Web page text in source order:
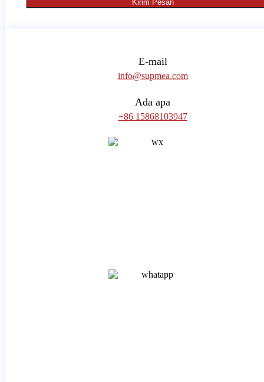
Kirim Pesan
E-mail
info@supmea.com
Ada apa
+86 15868103947